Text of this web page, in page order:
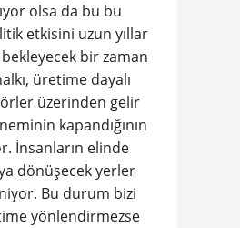
olsa da bu bu
etkisini uzun yıllar
bir zaman
üretime dayalı
üzerinden gelir
kapandığının
İnsanların elinde
dönüşecek yerler
Bu durum bizi
yönlendirmezse